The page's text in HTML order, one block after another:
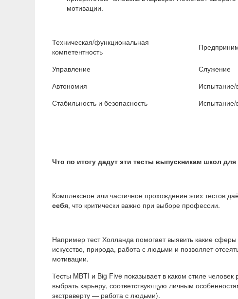
мотивации.
Техническая/функциональная
компетентность
Управление
Служение
Автономия
Испытание/
Стабильность и безопасность
Испытание/
Что по итогу дадут эти тесты выпускникам школ
Комплексное или частичное прохождение этих тестов
себя, что критически важно при выборе профессии.
Например тест Холланда помогает выявить какие
искусство, природа, работа с людьми и позволяет
мотивации.
Тесты MBTI и Big Five показывает в каком стиле
выбрать карьеру, соответствующую личным
экстраверту — работа с людьми).